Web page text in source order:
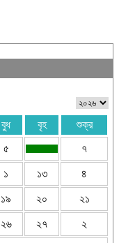
বুধ বৃহ
শুক্র
৫ ৭
১ ১৩ ৪
১৯ ২০ ২১
২৬ ২৭ ২